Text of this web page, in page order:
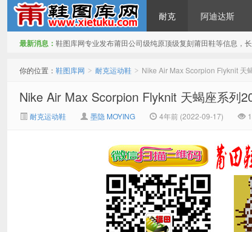
耐克 阿迪达斯
最新消息： 鞋图库网专业发布莆田公司级纯原顶级复刻莆田鞋等信息，
你的位置： 鞋图库网 > 耐克运动鞋 > Nike Air Max Scorpion Flyknit 天
Nike Air Max Scorpion Flyknit 天蝎座系列
耐克运动鞋 墨隐 MOYING 4年前 (2022-09-17)